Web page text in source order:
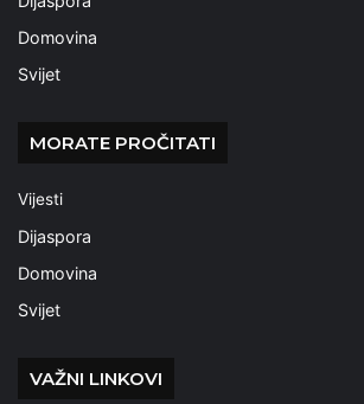
Domovina
Svijet
MORATE PROČITATI
Vijesti
Dijaspora
Domovina
Svijet
VAŽNI LINKOVI